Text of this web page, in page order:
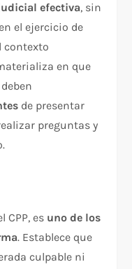
efectiva, sin
el ejercicio de
contexto
en que
de presentar
preguntas y
CPP, es uno de los
. Establece que
culpable ni